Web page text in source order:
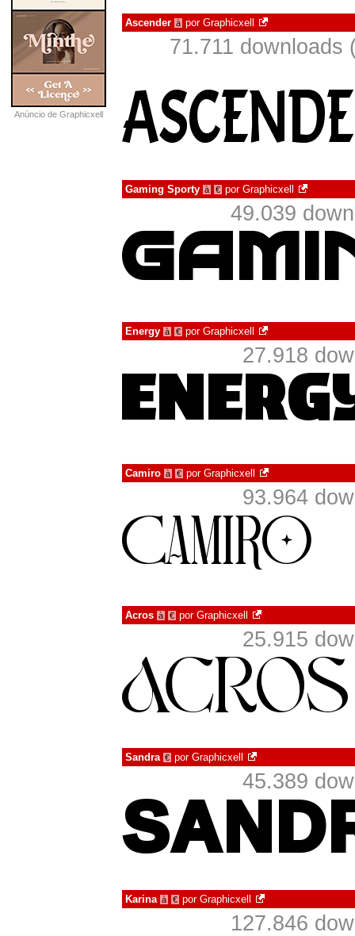
Anúncio de Graphicxell
Ascender à por Graphicxell
71.711 downloads
Gaming Sporty à € por Graphicxell
49.039
Energy à € por Graphicxell
27.918
Camiro à € por Graphicxell
93.964
Acros à € por Graphicxell
25.915
Sandra € por Graphicxell
45.389
Karina à € por Graphicxell
127.846